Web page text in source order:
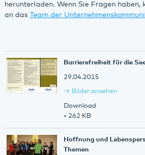
herunterladen. Wenn Sie Fragen haben,
an das Team der
Barrierefreiheit für die
29.04.2015
Bilder ansehen
Download
• 262 KB
Hoffnung und
Themen